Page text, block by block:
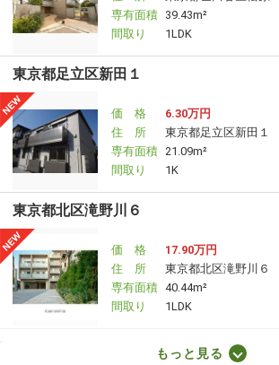
専有面積 39.43m²
間取り
1LDK
東京都足立区新田１
価 格
6.30万円
住 所
東京都足立区新田１
専有面積 21.09m²
間取り
1K
東京都北区滝野川６
価 格
17.90万円
住 所
東京都北区滝野川６
専有面積 40.44m²
間取り
1LDK
もっと見る